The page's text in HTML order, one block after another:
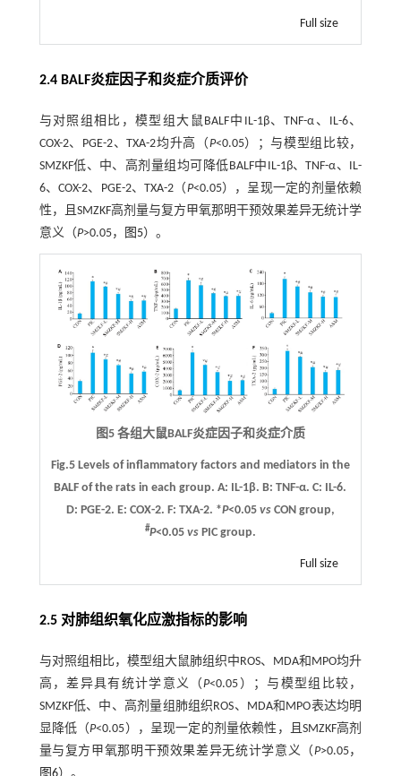
Full size
2.4 BALF炎症因子和炎症介质评价
与对照组相比，模型组大鼠BALF中IL-1β、TNF-α、IL-6、
COX-2、PGE-2、TXA-2均升高（P<0.05）；与模型组比较，
SMZKF低、中、高剂量组均可降低BALF中IL-1β、TNF-α、IL-
6、COX-2、PGE-2、TXA-2（P<0.05），呈现一定的剂量依赖
性，且SMZKF高剂量与复方甲氧那明干预效果差异无统计学
意义（P>0.05， 图5）。
图5 各组大鼠BALF炎症因子和炎症介质
Fig.5 Levels of inflammatory factors and mediators in the
BALF of the rats in each group.A: IL-1β.B: TNF-α.C: IL-6.
D: PGE-2. E: COX-2. F: TXA-2. *P<0.05 vsCON group,
#P<0.05 vsPIC group.
Full size
2.5 对肺组织氧化应激指标的影响
与对照组相比，模型组大鼠肺组织中ROS、MDA和MPO均升
高，差异具有统计学意义（P<0.05）；与模型组比较，
SMZKF低、中、高剂量组肺组织ROS、MDA和MPO表达均明
显降低（P<0.05），呈现一定的剂量依赖性，且SMZKF高剂
量与复方甲氧那明干预效果差异无统计学意义（P>0.05，